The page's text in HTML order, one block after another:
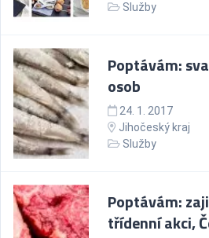
Služby
Poptávám:
osob
24. 1. 2017
Jihočeský kraj
Služby
Poptávám:
třídenní akci,